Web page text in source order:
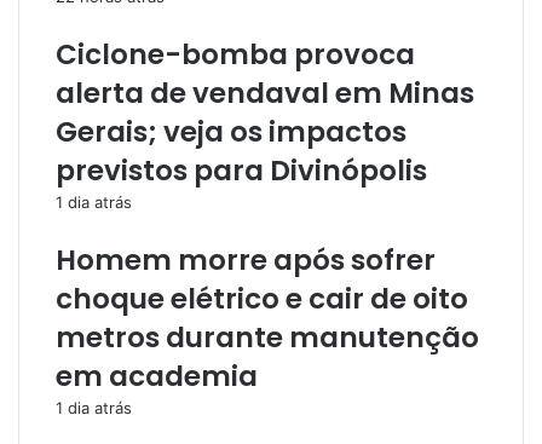
Ciclone-bomba provoca
alerta de vendaval em Minas
Gerais; veja os impactos
previstos para Divinópolis
1 dia atrás
Homem morre após sofrer
choque elétrico e cair de oito
metros durante manutenção
em academia
1 dia atrás